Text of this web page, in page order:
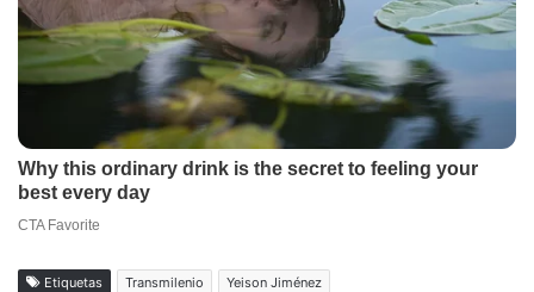
Etiquetas Transmilenio Yeison Jiménez